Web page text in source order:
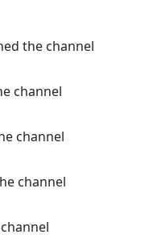
the channel
channel
channel
channel